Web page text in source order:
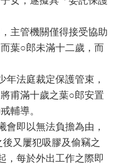
主管機關僅得接受協助
葉○郎未滿十二歲，而
法庭裁定保護管束，
甫滿十歲之葉○郎安置
輔導。
即以無法負擔為由，
又屢犯吸膠及偷竊之
，每於外出工作之際即